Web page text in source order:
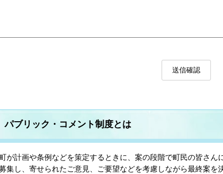
パブリック・コメント制度とは
が計画や条例などを策定するときに、案の段階で町民の皆さん
集し、寄せられたご意見、ご要望などを考慮しながら最終案